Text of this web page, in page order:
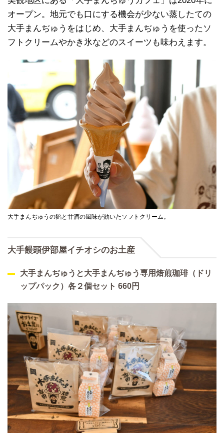
オープン。地元でも口にする機会が少ない蒸したての
大手まんぢゅうをはじめ、大手まんぢゅうを使ったソ
フトクリームやかき氷などのスイーツも味わえます。
大手まんぢゅうの餡と甘酒の風味が効いたソフトクリーム。
大手饅頭伊部屋イチオシのお土産
大手まんぢゅうと大手まんぢゅう専用焙煎珈琲（ドリ
ップパック）各２個セット 660円